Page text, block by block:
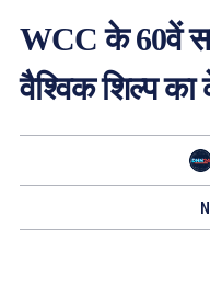
WCC के 60वें
वैश्विक शिल्प